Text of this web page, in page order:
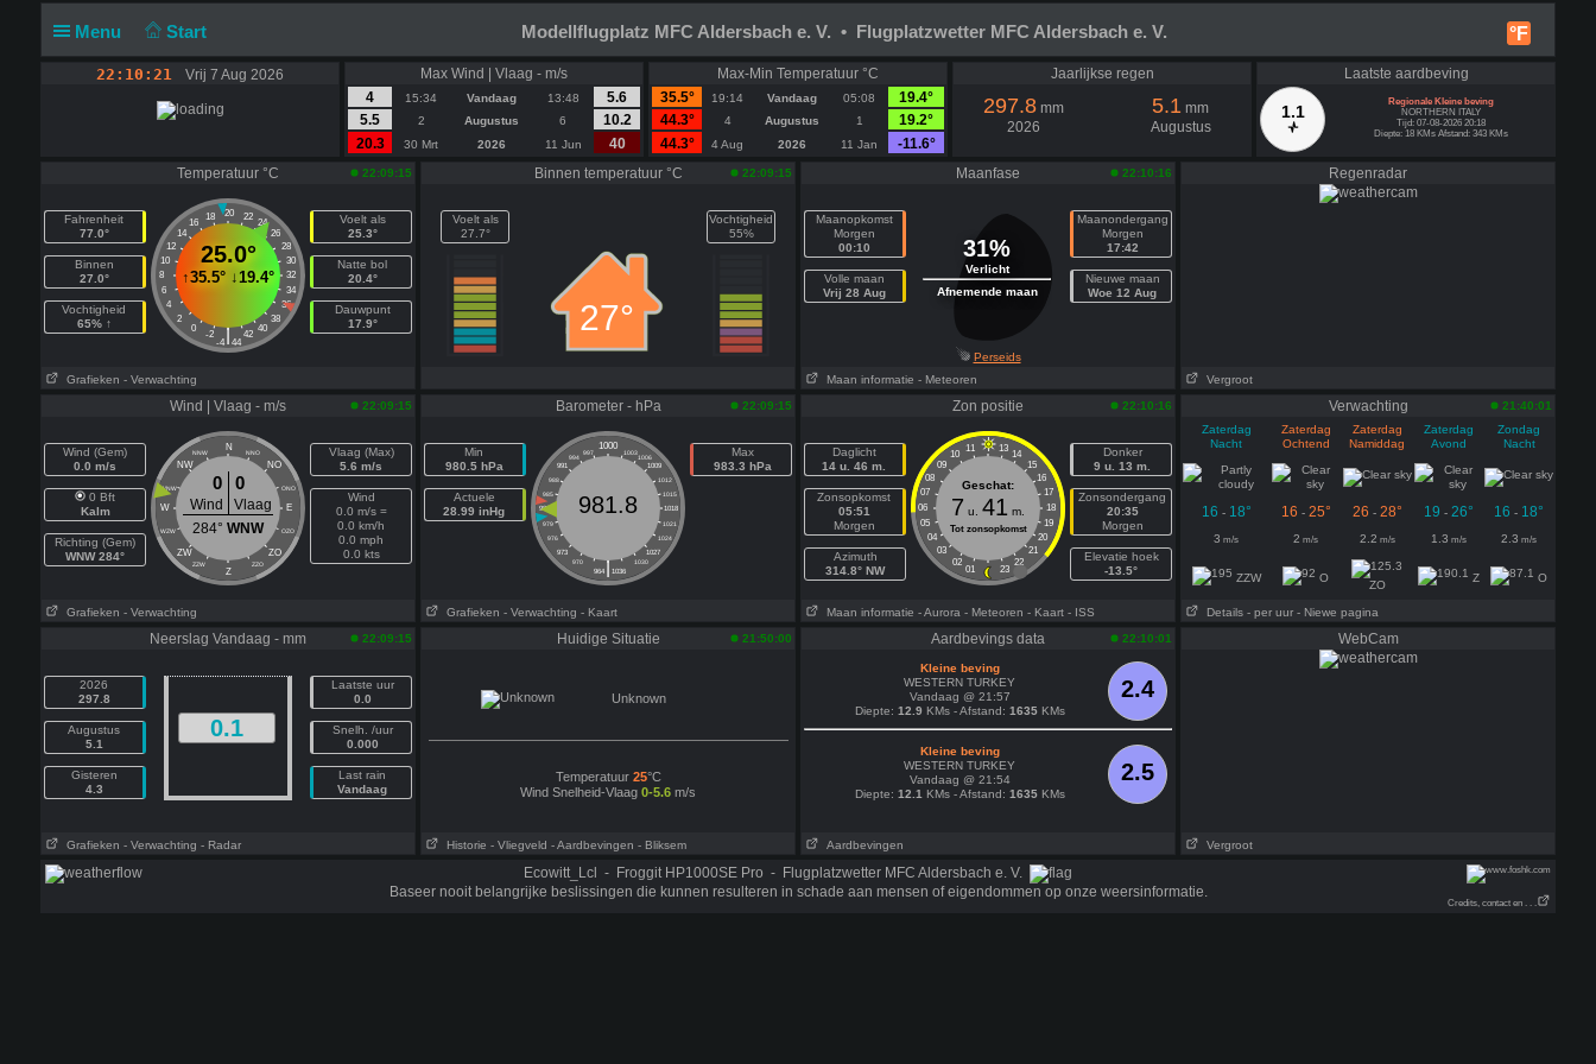
Menu Start °F
Modellflugplatz MFC Aldersbach e. V. • Flugplatzwetter MFC Aldersbach e. V.
22:10:21 Vrij 7 Aug 2026
Max Wind | Vlaag - m/s
4
15:34 Vandaag 13:48
5.6
5.5
2 Augustus 6
10.2
20.3
30 Mrt 2026 11 Jun 40
Max-Min Temperatuur °C
35.5°
19:14 Vandaag 05:08
19.4°
44.3°
4 Augustus 1
19.2°
44.3°
4 Aug 2026 11 Jan -11.6°
Jaarlijkse regen
297.8 mm
2026
5.1 mm
Augustus
Laatste aardbeving
1.1
Regionale Kleine beving
NORTHERN ITALY
Tijd: 07-08-2026 20:18
Diepte: 18 KMs Afstand: 343 KMs
Temperatuur °C 22:09:15
Fahrenheit
77.0°
Binnen
27.0°
Vochtigheid
65% ↑
20
18 22
16
24
14
26
12
28
10
30
8
32
6
34
4
36
2
38
0
40
-2 42
|
-4 44
25.0°
↑35.5° ↓19.4°
Voelt als
25.3°
Natte bol
20.4°
Dauwpunt
17.9°
Grafieken - Verwachting
Binnen temperatuur °C 22:09:15
Voelt als
27.7°
27°
Vochtigheid
55%
Maanfase 22:10:16
Maanopkomst
Morgen
00:10
Volle maan
Vrij 28 Aug
31%
Verlicht
Afnemende maan
Maanondergang
Morgen
17:42
Nieuwe maan
Woe 12 Aug
Perseids
Maan informatie - Meteoren
Regenradar
Vergroot
Wind | Vlaag - m/s 22:09:15
Wind (Gem)
0.0 m/s
0 Bft
Kalm
Richting (Gem)
WNW 284°
N
NNW NNO
NW NO
WNW ONO
W E
WZW OZO
ZW ZO
ZZW ZZO
Z
0 0
Wind
Vlaag
284° WNW
Vlaag (Max)
5.6 m/s
Wind
0.0 m/s =
0.0 km/h
0.0 mph
0.0 kts
Grafieken - Verwachting
Barometer - hPa 22:09:15
Min
980.5 hPa
Actuele
28.99 inHg
1000
997 1003
994
1006
991
1009
988
1012
985
1015
982
1018
979
1021
976
1024
973
1027
970
1030
|
964 1036
981.8
Max
983.3 hPa
Grafieken - Verwachting - Kaart
Zon positie 22:10:16
Daglicht
14 u. 46 m.
Zonsopkomst
05:51
Morgen
Azimuth
314.8° NW
11 13
10
14
09
15
08
16
07
17
06
18
05
19
04
20
03
21
02
22
01 23
Geschat:
7 u. 41 m.
Tot zonsopkomst
Donker
9 u. 13 m.
Zonsondergang
20:35
Morgen
Elevatie hoek
-13.5°
Maan informatie - Aurora - Meteoren - Kaart - ISS
Verwachting
21:40:01
Zaterdag
Nacht
Zaterdag
Ochtend
Zaterdag
Namiddag
Zaterdag
Avond
Zondag
Nacht
16 - 18° 16 - 25° 26 - 28° 19 - 26° 16 - 18°
3 m/s 2 m/s 2.2 m/s 1.3 m/s 2.3 m/s
ZZW O
ZO
Z O
Details - per uur - Niewe pagina
Neerslag Vandaag - mm 22:09:15
2026
297.8
Augustus
5.1
Gisteren
4.3
0.1
Laatste uur
0.0
Snelh. /uur
0.000
Last rain
Vandaag
Grafieken - Verwachting - Radar
Huidige Situatie 21:50:00
Unknown
Temperatuur 25°C
Wind Snelheid-Vlaag 0-5.6 m/s
Historie - Vliegveld - Aardbevingen - Bliksem
Aardbevings data 22:10:01
2.4
Kleine beving
WESTERN TURKEY
Vandaag @ 21:57
Diepte: 12.9 KMs - Afstand: 1635KMs
2.5
Kleine beving
WESTERN TURKEY
Vandaag @ 21:54
Diepte: 12.1 KMs - Afstand: 1635KMs
Aardbevingen
WebCam
Vergroot
Ecowitt_Lcl - Froggit HP1000SE Pro - Flugplatzwetter MFC Aldersbach e. V.
Baseer nooit belangrijke beslissingen die kunnen resulteren in schade aan mensen of eigendommen op onze weersinformatie.
Credits, contact en . . .